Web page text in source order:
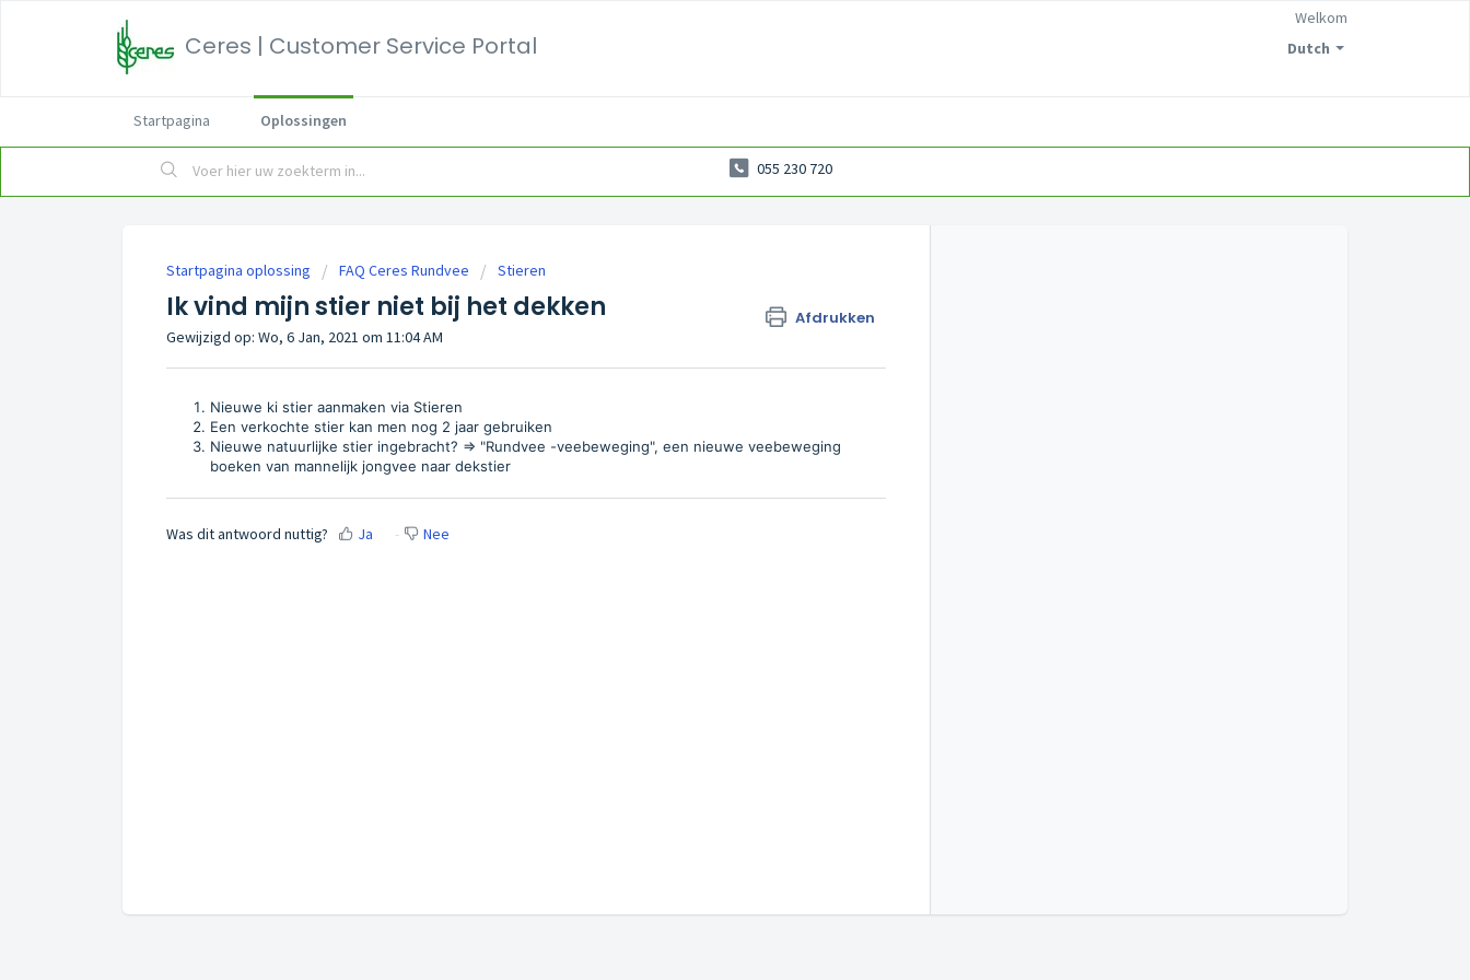
Ceres | Customer Service Portal Dutch
Welkom
Startpagina Oplossingen
055 230 720
Startpagina oplossing FAQ Ceres Rundvee Stieren
Ik vind mijn stier niet bij het dekken Afdrukken
Gewijzigd op: Wo, 6 Jan, 2021 om 11:04 AM
Nieuwe ki stier aanmaken via Stieren
Een verkochte stier kan men nog 2 jaar gebruiken
Nieuwe natuurlijke stier ingebracht? => "Rundvee -veebeweging", een nieuwe veebeweging
boeken van mannelijk jongvee naar dekstier
Was dit antwoord nuttig? Ja Nee